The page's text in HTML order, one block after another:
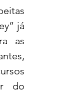
já
as
do